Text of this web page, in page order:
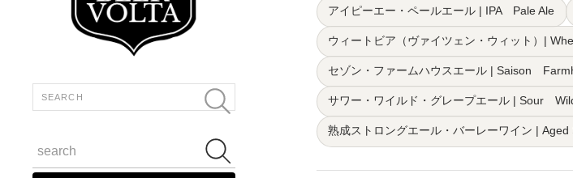
アイピーエー・ペールエール | IPA Pale Ale
ウィートビア（ヴァイツェン・ウィット）|
セゾン・ファームハウスエール | Saison
サワー・ワイルド・グレープエール | Sour
熟成ストロングエール・バーレーワイン |